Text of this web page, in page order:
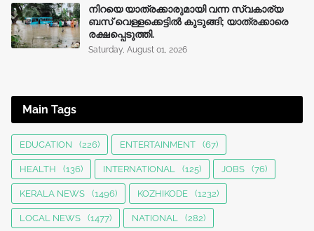
നിറയെ യാത്രക്കാരുമായി വന്ന സ്വകാര്യ
ബസ് വെള്ളക്കെട്ടിൽ കുടുങ്ങി; യാത്രക്കാരെ
രക്ഷപ്പെടുത്തി.
Saturday, August 01, 2026
Main Tags
EDUCATION (226) ENTERTAINMENT (67)
HEALTH (136) INTERNATIONAL (125) JOBS (76)
KERALA NEWS (1496) KOZHIKODE (1232)
LOCAL NEWS (1477) NATIONAL (282)